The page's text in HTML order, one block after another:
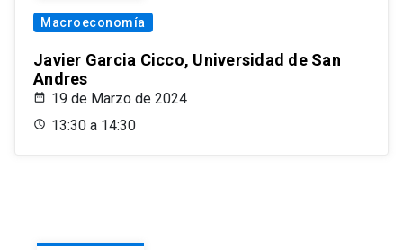
Macroeconomía
Javier Garcia Cicco, Universidad de San
Andres
19 de Marzo de 2024
13:30 a 14:30